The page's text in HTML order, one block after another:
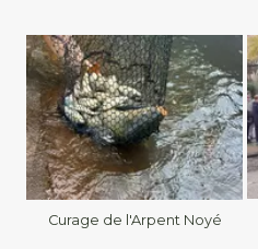
Curage de l'Arpent Noyé